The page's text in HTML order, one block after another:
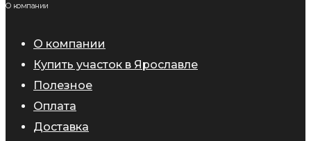
О компании
О компании
Купить участок в Ярославле
Полезное
Оплата
Доставка